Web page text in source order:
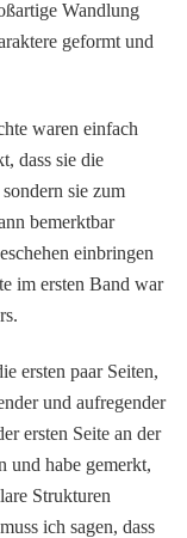
Wandlung
geformt und
waren einfach
dass sie die
sie zum
bemerktbar
einbringen
im ersten Band war
ersten paar Seiten,
und aufregender
ersten Seite an der
und habe gemerkt,
Strukturen
ich sagen, dass